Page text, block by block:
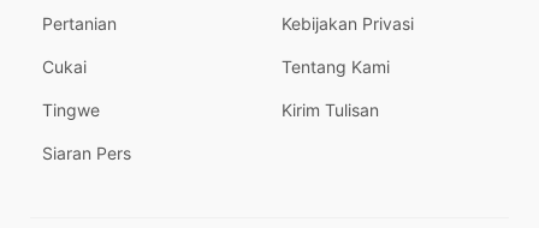
Pertanian
Cukai
Tingwe
Siaran Pers
Kebijakan Privasi
Tentang Kami
Kirim Tulisan